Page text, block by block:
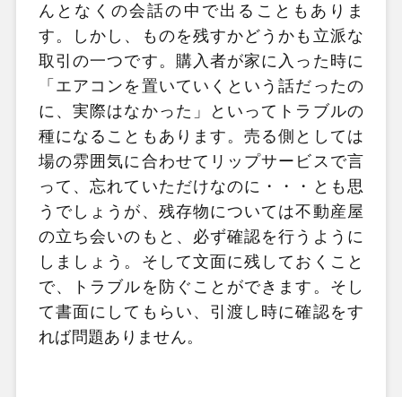
んとなくの会話の中で出ることもありま
す。しかし、ものを残すかどうかも立派な
取引の一つです。購入者が家に入った時に
「エアコンを置いていくという話だったの
に、実際はなかった」といってトラブルの
種になることもあります。売る側としては
場の雰囲気に合わせてリップサービスで言
って、忘れていただけなのに・・・とも思
うでしょうが、残存物については不動産屋
の立ち会いのもと、必ず確認を行うように
しましょう。そして文面に残しておくこと
で、トラブルを防ぐことができます。そし
て書面にしてもらい、引渡し時に確認をす
れば問題ありません。